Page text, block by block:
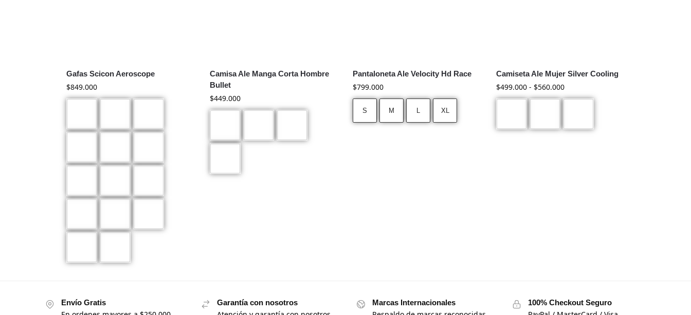
Gafas Scicon Aeroscope
$849.000
Camisa Ale Manga Corta Hombre
Bullet
$449.000
Pantaloneta Ale Velocity Hd Race
$799.000
S M L XL
Camiseta Ale Mujer Silver Cooling
$499.000 - $560.000
Envío Gratis Garantía con nosotros Marcas Internacionales 100% Checkout Seguro